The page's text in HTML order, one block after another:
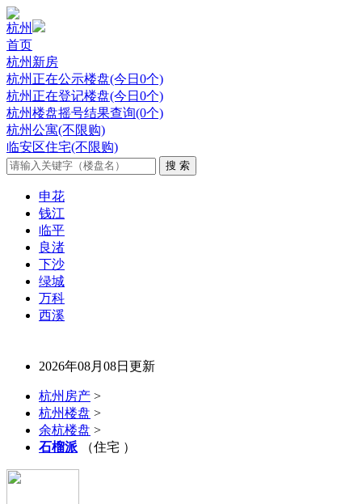
杭州
首页
杭州新房
杭州正在公示楼盘(今日0个)
杭州正在登记楼盘(今日0个)
杭州楼盘摇号结果查询(0个)
杭州公寓(不限购)
临安区住宅(不限购)
申花
钱江
临平
良渚
下沙
绿城
万科
西溪
2026年08月08日更新
杭州房产 >
杭州楼盘 >
余杭楼盘 >
石榴派 （住宅 ）